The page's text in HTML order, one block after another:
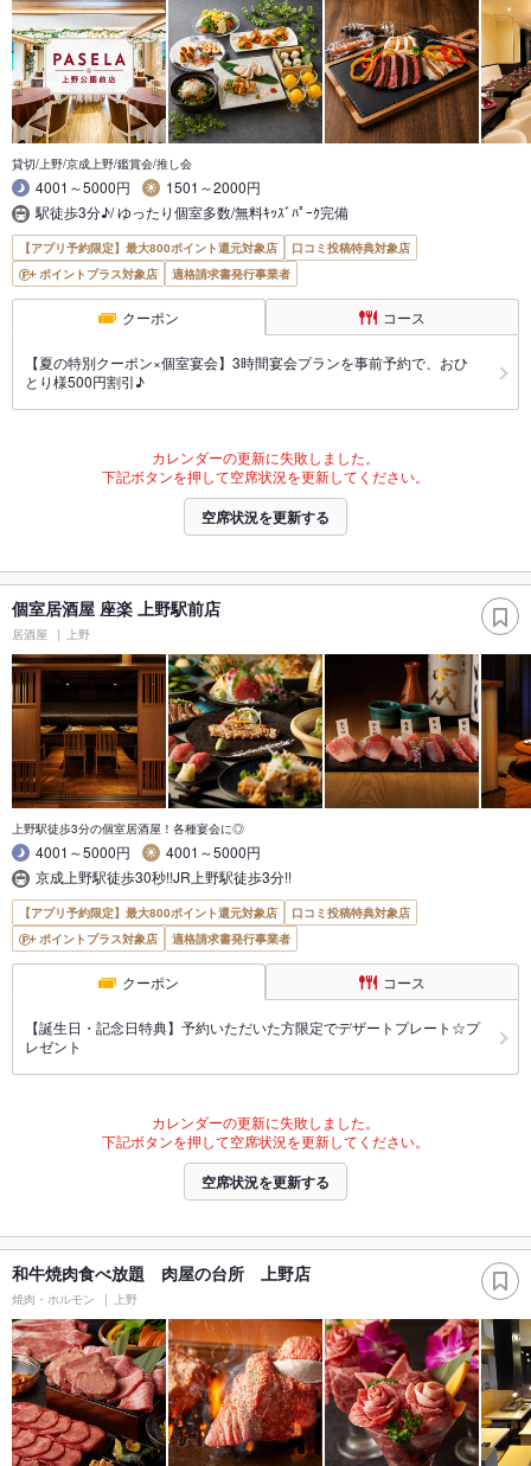
貸切/上野/京成上野/鑑賞会/推し会
4001～5000円
1501～2000円
駅徒歩3分♪/ ゆったり個室多数/無料ｷｯｽﾞﾊﾟｰｸ完備
【アプリ予約限定】最大800ポイント還元対象店
口コミ投稿特典対象店
ポイントプラス対象店
適格請求書発行事業者
クーポン コース
【夏の特別クーポン×個室宴会】3時間宴会プランを事前予約で、おひ
とり様500円割引♪
カレンダーの更新に失敗しました。
下記ボタンを押して空席状況を更新してください。
空席状況を更新する
個室居酒屋 座楽 上野駅前店
居酒屋 上野
上野駅徒歩3分の個室居酒屋！各種宴会に◎
4001～5000円
4001～5000円
京成上野駅徒歩30秒!!JR上野駅徒歩3分!!
【アプリ予約限定】最大800ポイント還元対象店
口コミ投稿特典対象店
ポイントプラス対象店
適格請求書発行事業者
クーポン コース
【誕生日・記念日特典】予約いただいた方限定でデザートプレート☆プ
レゼント
カレンダーの更新に失敗しました。
下記ボタンを押して空席状況を更新してください。
空席状況を更新する
和牛焼肉食べ放題 肉屋の台所 上野店
焼肉・ホルモン 上野